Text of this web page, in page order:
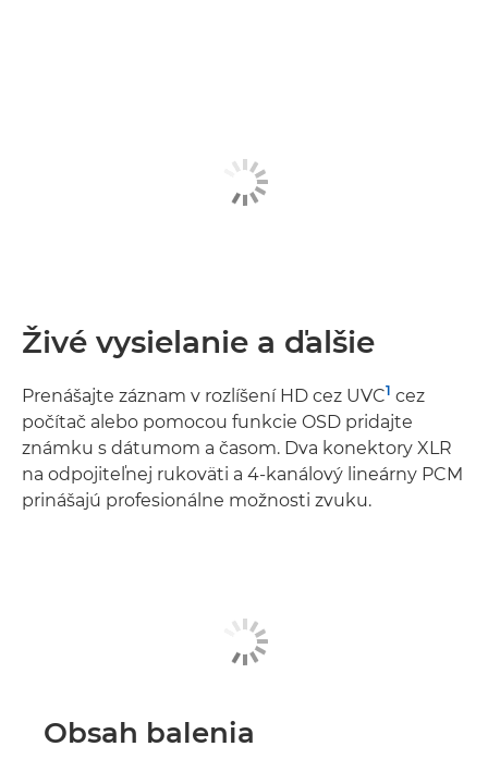
Živé vysielanie a ďalšie
Prenášajte záznam v rozlíšení HD cez UVC1 cez
počítač alebo pomocou funkcie OSD pridajte
známku s dátumom a časom. Dva konektory XLR
na odpojiteľnej rukoväti a 4-kanálový lineárny PCM
prinášajú profesionálne možnosti zvuku.
Obsah balenia